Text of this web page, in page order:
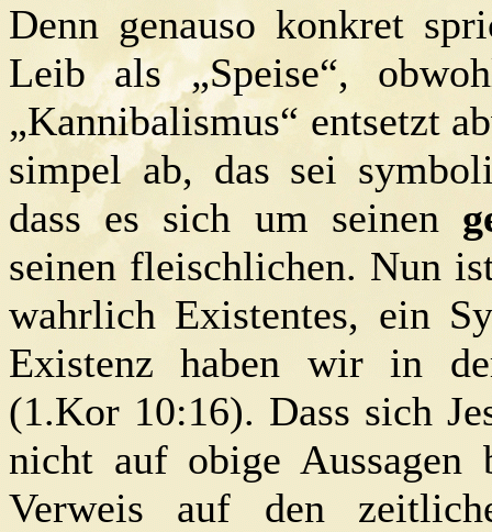
Denn genauso konkret
Leib als „Speise“,
„Kannibalismus“ entsetzt
simpel ab, das sei
dass es sich um seinen
seinen fleischlichen. Nun
wahrlich Existentes, ein
Existenz haben wir in
(1.Kor 10:16). Dass sich
nicht auf obige Aussagen
Verweis auf den